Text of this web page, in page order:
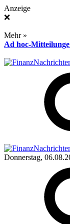
Anzeige
❌
Mehr »
Ad hoc-
Donnerstag,